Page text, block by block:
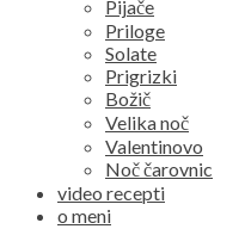
Pijače
Priloge
Solate
Prigrizki
Božič
Velika noč
Valentinovo
Noč čarovnic
video recepti
o meni